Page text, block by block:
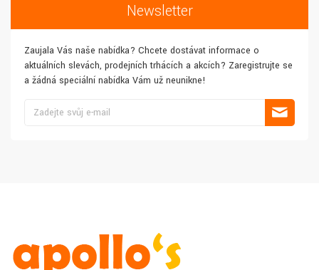
Newsletter
Zaujala Vás naše nabídka? Chcete dostávat informace o
aktuálních slevách, prodejních trhácích a akcích? Zaregistrujte se
a žádná speciální nabídka Vám už neunikne!